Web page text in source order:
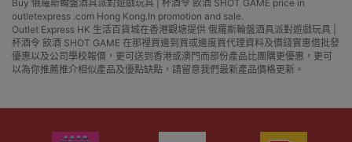
Buy 俄羅斯輪盤酒具派對遊戲玩具 | 杯酒令 飲酒 SHOT GAME price in
outletexpress .com Hong Kong.In promotion and sale.
Outlet Express HK 生活百貨城在香港觀塘提供 俄羅斯輪盤酒具派對遊戲玩具 |
杯酒令 飲酒 SHOT GAME 在那裡買邊到買或邊度買代理資料及價錢實惠借批發
優惠以及公司學校報價，更可送到香港或澳門而部份產品比團購更優惠，更可
以為你推薦推介相似產品及優點缺點，請留意我們最新產品價格更新。